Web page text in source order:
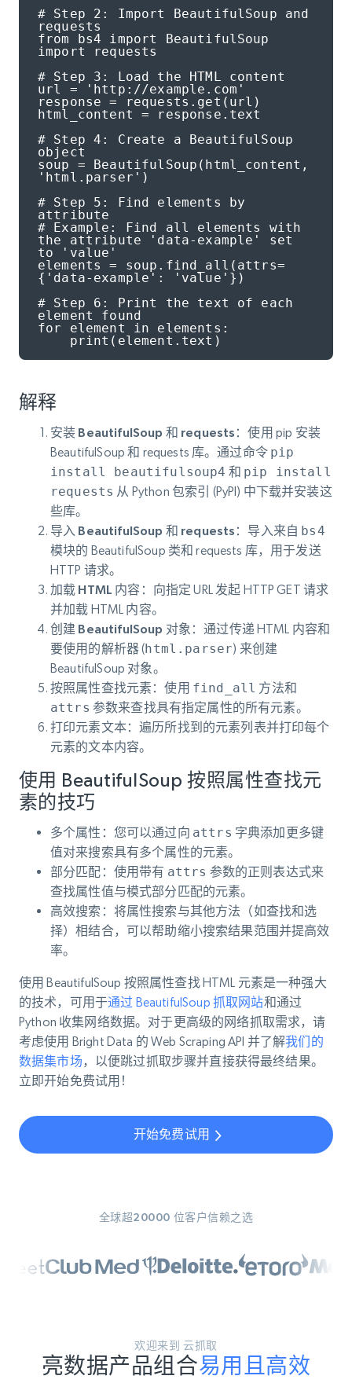
# Step 2: Import BeautifulSoup and
requests
from bs4 import BeautifulSoup
import requests
# Step 3: Load the HTML content
url = 'http://example.com'
response = requests.get(url)
html_content = response.text
# Step 4: Create a BeautifulSoup
object
soup = BeautifulSoup(html_content,
'html.parser')
# Step 5: Find elements by
attribute
# Example: Find all elements with
the attribute 'data-example' set
to 'value'
elements = soup.find_all(attrs=
{'data-example': 'value'})
# Step 6: Print the text of each
element found
for element in elements:
    print(element.text)
解释
安装 BeautifulSoup 和 requests ：使用 pip 安装
BeautifulSoup 和 requests 库。通过命令 pip
install beautifulsoup4 和 pip install
requests 从 Python 包索引 (PyPI) 中下载并安装这
些库。
导入 BeautifulSoup 和 requests ：导入来自 bs4
模块的 BeautifulSoup 类和 requests 库，用于发送
HTTP 请求。
加载 HTML 内容 ：向指定 URL 发起 HTTP GET 请求
并加载 HTML 内容。
创建 BeautifulSoup 对象 ：通过传递 HTML 内容和
要使用的解析器 (html.parser) 来创建
BeautifulSoup 对象。
按照属性查找元素：使用 find_all 方法和
attrs 参数来查找具有指定属性的所有元素。
打印元素文本：遍历所找到的元素列表并打印每个
元素的文本内容。
使用 BeautifulSoup 按照属性查找元
素的技巧
多个属性 ：您可以通过向 attrs 字典添加更多键
值对来搜索具有多个属性的元素。
部分匹配 ：使用带有 attrs 参数的正则表达式来
查找属性值与模式部分匹配的元素。
高效搜索 ：将属性搜索与其他方法（如查找和选
择）相结合，可以帮助缩小搜索结果范围并提高效
率。
使用 BeautifulSoup 按照属性查找 HTML 元素是一种强大
的技术，可用于通过 BeautifulSoup 抓取网站和通过
Python 收集网络数据。对于更高级的网络抓取需求，请
考虑使用 Bright Data 的 Web Scraping API 并了解我们的
数据集市场，以便跳过抓取步骤并直接获得最终结果。
立即开始免费试用！
开始免费试用
全球超20000 位客户信赖之选
欢迎来到 云抓取
亮数据产品组合易用且高效